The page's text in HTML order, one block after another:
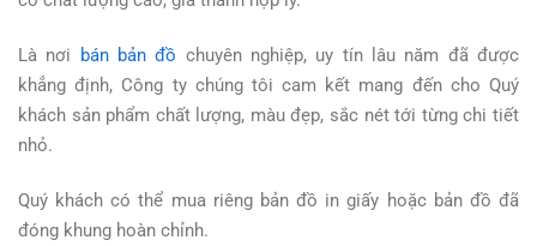
Là nơi bán bản đồ chuyên nghiệp, uy tín lâu năm đã được
khẳng định, Công ty chúng tôi cam kết mang đến cho Quý
khách sản phẩm chất lượng, màu đẹp, sắc nét tới từng chi tiết
nhỏ.
Quý khách có thể mua riêng bản đồ in giấy hoặc bản đồ đã
đóng khung hoàn chỉnh.